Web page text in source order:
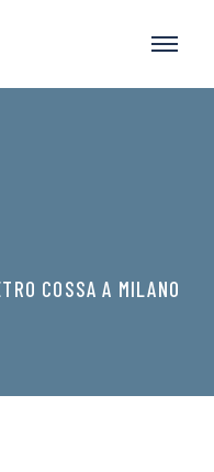
COSSA A MILANO